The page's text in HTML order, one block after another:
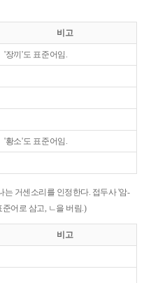
비고
'장끼'도 표준어임.
'황소'도 표준어임.
는 거센소리를 인정한다. 접두사 '암-
어로 삼고, ㄴ을 버림.)
비고